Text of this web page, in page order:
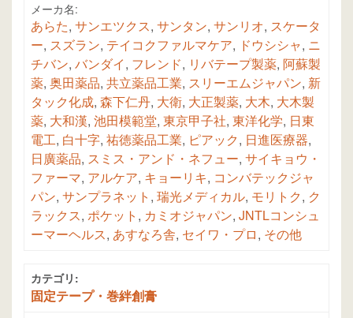
メーカ名:
あらた, サンエツクス, サンタン, サンリオ, スケータ
ー, スズラン, テイコクファルマケア, ドウシシャ, ニ
チバン, バンダイ, フレンド, リバテープ製薬, 阿蘇製
薬, 奥田薬品, 共立薬品工業, スリーエムジャパン, 新
タック化成, 森下仁丹, 大衛, 大正製薬, 大木, 大木製
薬, 大和漢, 池田模範堂, 東京甲子社, 東洋化学, 日東
電工, 白十字, 祐徳薬品工業, ピアック, 日進医療器,
日廣薬品, スミス・アンド・ネフュー, サイキョウ・
ファーマ, アルケア, キョーリキ, コンバテックジャ
パン, サンプラネット , 瑞光メディカル, モリトク, ク
ラックス, ポケット , カミオジャパン, JNTLコンシュ
ーマーヘルス, あすなろ舎, セイワ・プロ, その他
カテゴリ:
固定テープ・巻絆創膏